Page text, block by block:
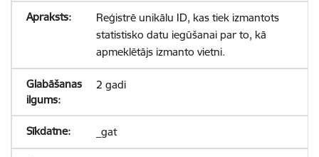
Reģistrē unikālu ID, kas tiek izmantots
statistisko datu iegūšanai par to, kā
apmeklētājs izmanto vietni.
2 gadi
_gat